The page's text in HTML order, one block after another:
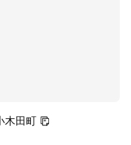
ロットワイラーと直ぐ
個性的な犬たちと暮ら
木田町